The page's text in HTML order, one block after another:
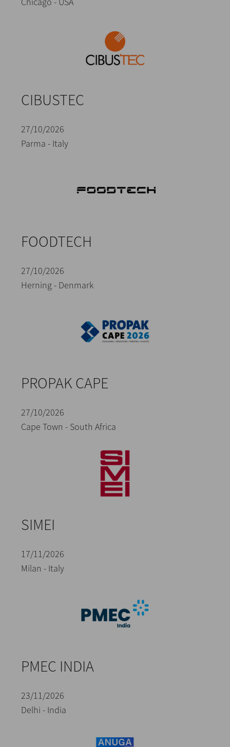
CIBUSTEC
27/10/2026
Parma - Italy
FOODTECH
27/10/2026
Herning - Denmark
PROPAK CAPE
27/10/2026
Cape Town - South Africa
SIMEI
17/11/2026
Milan - Italy
PMEC INDIA
23/11/2026
Delhi - India